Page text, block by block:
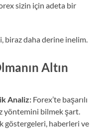
sizin için adeta bir
biraz daha derine inelim.
Altın
Analiz: Forex’te başarılı
yöntemini bilmek şart.
göstergeleri, haberleri ve